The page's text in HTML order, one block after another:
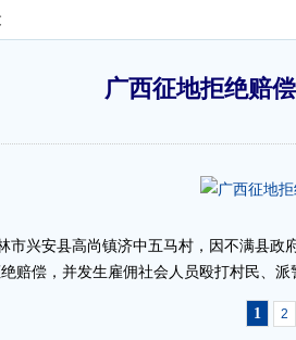
广西征地拒绝赔
兴安县高尚镇济中五马村，因不满县政
赔偿，并发生雇佣社会人员殴打村民、
1 2